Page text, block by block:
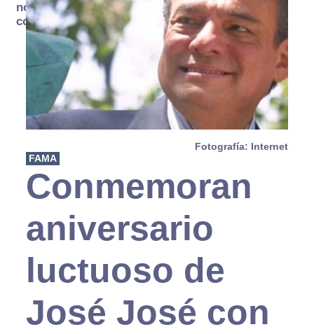
no se
consume
Fotografía: Internet
FAMA
Conmemoran
aniversario
luctuoso de
José José con